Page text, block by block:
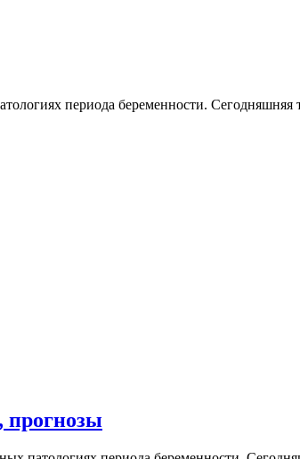
периода беременности. Сегодняшняя
прогнозы